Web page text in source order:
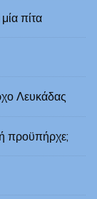
πίτα
Λευκάδας
προϋπήρχε;